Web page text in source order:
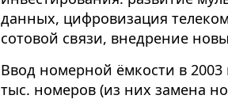
данных, цифровизация
сотовой связи, внедрение
Ввод номерной ёмкости в 2003
тыс. номеров (из них замена